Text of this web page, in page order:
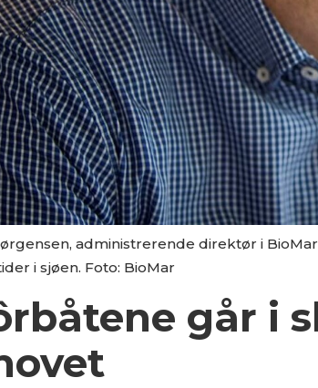
administrerende direktør i
i sjøen. Foto: BioMar
går i